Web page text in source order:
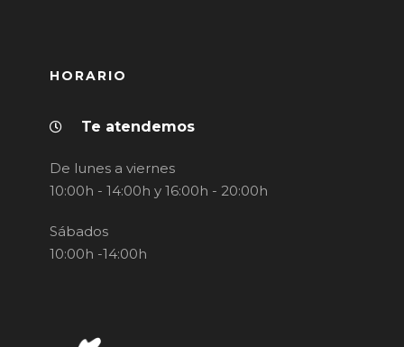
HORARIO
Te atendemos
De lunes a viernes
10:00h - 14:00h y 16:00h - 20:00h
Sábados
10:00h -14:00h